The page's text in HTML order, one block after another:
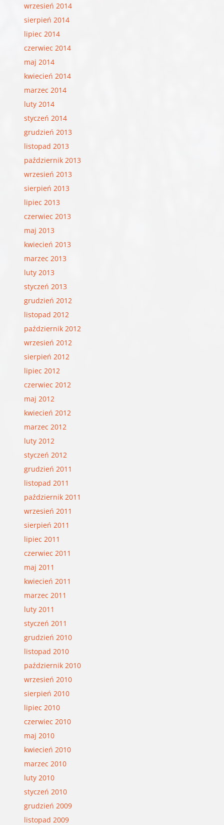
wrzesień 2014
sierpień 2014
lipiec 2014
czerwiec 2014
maj 2014
kwiecień 2014
marzec 2014
luty 2014
styczeń 2014
grudzień 2013
listopad 2013
październik 2013
wrzesień 2013
sierpień 2013
lipiec 2013
czerwiec 2013
maj 2013
kwiecień 2013
marzec 2013
luty 2013
styczeń 2013
grudzień 2012
listopad 2012
październik 2012
wrzesień 2012
sierpień 2012
lipiec 2012
czerwiec 2012
maj 2012
kwiecień 2012
marzec 2012
luty 2012
styczeń 2012
grudzień 2011
listopad 2011
październik 2011
wrzesień 2011
sierpień 2011
lipiec 2011
czerwiec 2011
maj 2011
kwiecień 2011
marzec 2011
luty 2011
styczeń 2011
grudzień 2010
listopad 2010
październik 2010
wrzesień 2010
sierpień 2010
lipiec 2010
czerwiec 2010
maj 2010
kwiecień 2010
marzec 2010
luty 2010
styczeń 2010
grudzień 2009
listopad 2009